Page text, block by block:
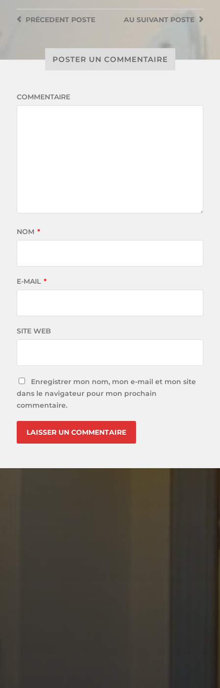
AU SUIVANT POSTE
PRÉCEDENTPOSTE
POSTER UN COMMENTAIRE
COMMENTAIRE
NOM *
E-MAIL *
SITE WEB
Enregistrer mon nom, mon e-mail et mon site
dans le navigateur pour mon prochain
commentaire.